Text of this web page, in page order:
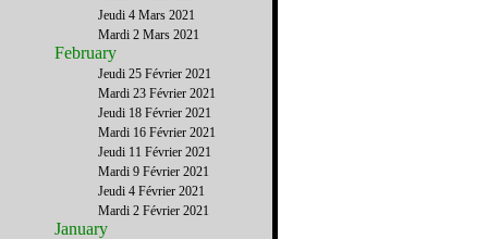
Jeudi 4 Mars 2021
Mardi 2 Mars 2021
February
Jeudi 25 Février 2021
Mardi 23 Février 2021
Jeudi 18 Février 2021
Mardi 16 Février 2021
Jeudi 11 Février 2021
Mardi 9 Février 2021
Jeudi 4 Février 2021
Mardi 2 Février 2021
January